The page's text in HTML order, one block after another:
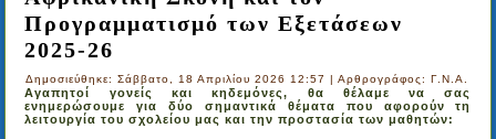
Προγραμματισμό των Εξετάσεων
2025-26
Δημοσιεύθηκε: Σάββατο, 18 Απριλίου 2026 12:57|Αρθρογράφος: Γ.Ν.Α.
Αγαπητοί γονείς και κηδεμόνες, θα θέλαμε να σας
ενημερώσουμε για δύο σημαντικά θέματα που αφορούν τη
λειτουργία του σχολείου μας και την προστασία των μαθητών: